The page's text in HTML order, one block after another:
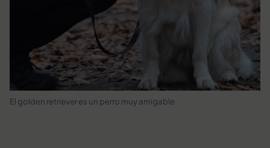
El golden retriever es un perro muy amigable